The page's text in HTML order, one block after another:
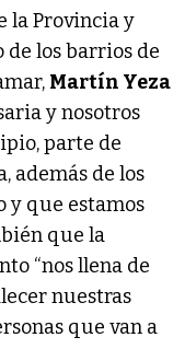
la Provincia y
de los barrios de
Martín Yeza
y nosotros
parte de
además de los
y que estamos
que la
“nos llena de
nuestras
que van a